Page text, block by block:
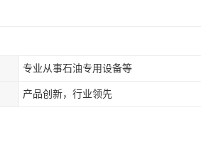
专业从事石油专用设备等
产品创新，行业领先